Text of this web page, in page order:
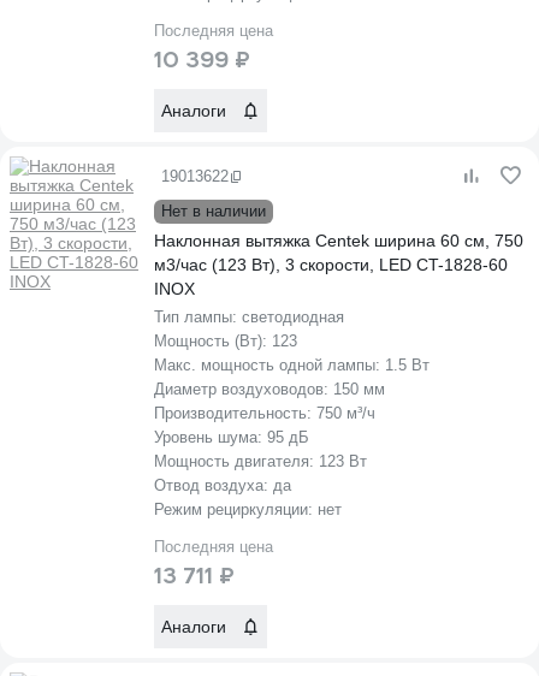
Последняя цена
10 399 ₽
Аналоги
19013622
Нет в наличии
Наклонная вытяжка Centek ширина 60 см, 750
м3/час (123 Вт), 3 скорости, LED CT-1828-60
INOX
Тип лампы: светодиодная
Мощность (Вт): 123
Макс. мощность одной лампы: 1.5 Вт
Диаметр воздуховодов: 150 мм
Производительность: 750 м³/ч
Уровень шума: 95 дБ
Мощность двигателя: 123 Вт
Отвод воздуха: да
Режим рециркуляции: нет
Последняя цена
13 711 ₽
Аналоги